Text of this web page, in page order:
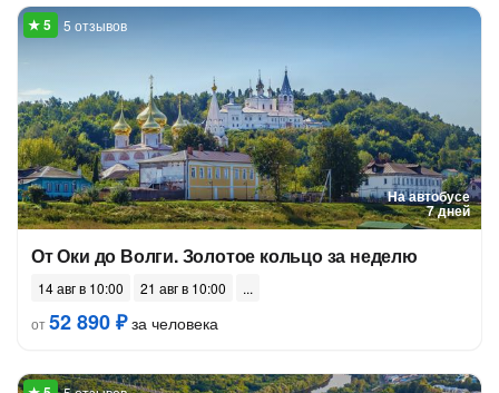
На автобусе
7 дней
5 отзывов
От Оки до Волги. Золотое кольцо за неделю
14 авг в 10:00
21 авг в 10:00
от52 890 ₽за человека